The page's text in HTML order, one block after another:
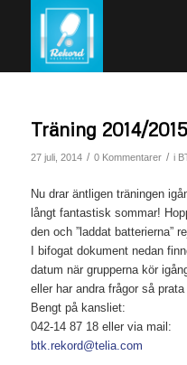
Träning 2014/2015
27 juli, 2014 / 0 Kommentarer / i
Nu drar äntligen träningen
långt fantastisk sommar!
den och ”laddat batterierna”
I bifogat dokument nedan
datum när grupperna kör
eller har andra frågor så
Bengt på kansliet:
042-14 87 18 eller via mail:
btk.rekord@telia.com